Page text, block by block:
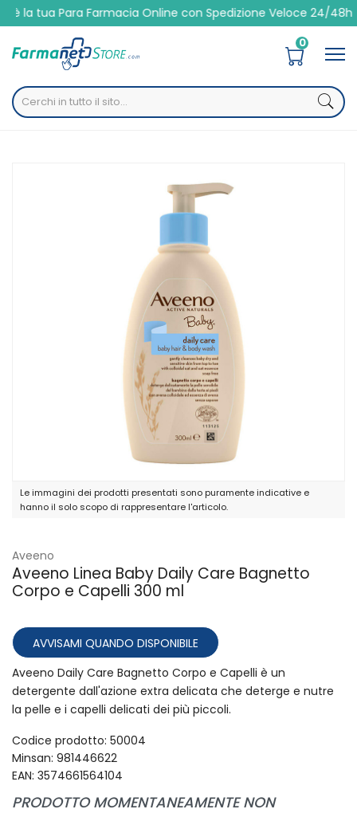
Para Farmacia Online con Spedizione Veloce 24/48h
0
300 ml
300 ml
Le immagini dei prodotti presentati sono puramente indicative e
hanno il solo scopo di rappresentare l'articolo.
Aveeno
Aveeno Linea Baby Daily Care Bagnetto
Corpo e Capelli 300 ml
AVVISAMI QUANDO DISPONIBILE
Aveeno Daily Care Bagnetto Corpo e Capelli è un
detergente dall'azione extra delicata che deterge e nutre
la pelle e i capelli delicati dei più piccoli.
Codice prodotto: 50004
Minsan: 981446622
EAN: 3574661564104
PRODOTTO MOMENTANEAMENTE NON